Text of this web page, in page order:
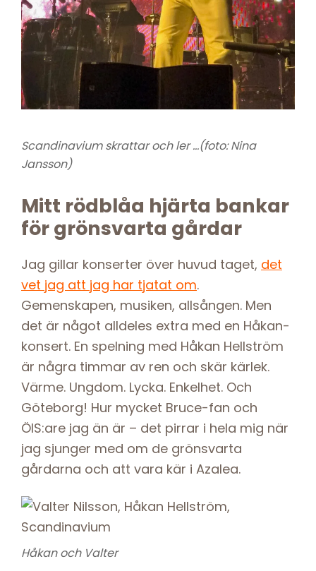
Scandinavium skrattar och ler …(foto: Nina
Jansson)
Mitt rödblåa hjärta bankar
för grönsvarta gårdar
Jag gillar konserter över huvud taget, det
vet jag att jag har tjatat om.
Gemenskapen, musiken, allsången. Men
det är något alldeles extra med en Håkan-
konsert. En spelning med Håkan Hellström
är några timmar av ren och skär kärlek.
Värme. Ungdom. Lycka. Enkelhet. Och
Göteborg! Hur mycket Bruce-fan och
ÖIS:are jag än är – det pirrar i hela mig när
jag sjunger med om de grönsvarta
gårdarna och att vara kär i Azalea.
Håkan och Valter